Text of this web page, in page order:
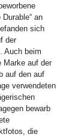
an
sich
der
Auch beim
Marke auf der
auf den auf
verwendeten
bewarb
die